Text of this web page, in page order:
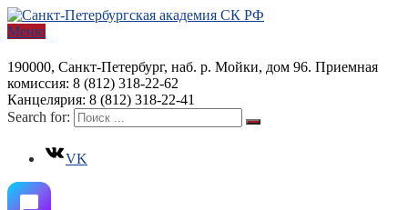
Меню
190000, Санкт-Петербург, наб. р. Мойки, дом 96. Приемная
комиссия: 8 (812) 318-22-62
Канцелярия: 8 (812) 318-22-41
Search for:
VK